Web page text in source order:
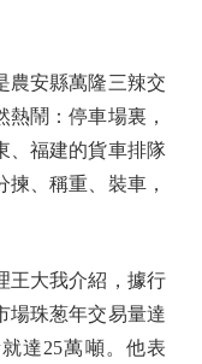
安縣萬隆三辣交
鬧：停車場裏，
、福建的貨車排隊
、稱重、裝車，
大我介紹，據行
場珠葱年交易量達
達25萬噸。他表